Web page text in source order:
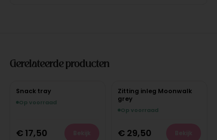
Gerelateerde producten
Snack tray
Op voorraad
€ 17,50
Zitting inleg Moonwalk
grey
Op voorraad
€ 29,50